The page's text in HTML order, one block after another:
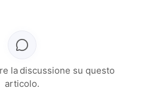
la discussione su questo
articolo.